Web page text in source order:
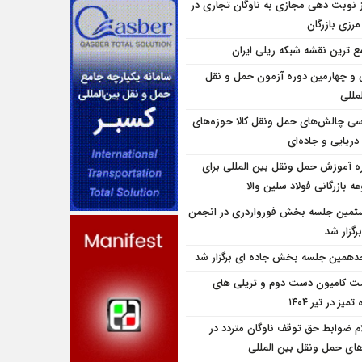
نوبت دهی مجازی به ناوگان تجاری در
مرزی بازرگان
ترین نقشه شبکه ریلی ایران
چهارمین دوره آزمون حمل و نقل
چالش‌های حمل ونقل کالا حوزه‌های
دریایی و جاده‌ای
آموزش حمل ونقل بین المللی برای
بازرگانی فولاد سلین والا
جلسه بخش فورواردری در انجمن
شد
جلسه بخش جاده ای برگزار شد
کامیون دست دوم و تریلی‌ های
در تیر ۱۴۰۴
ضوابط حق توقف ناوگان متردد در
حمل ونقل بين المللى